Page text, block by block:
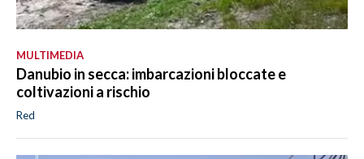
MULTIMEDIA
Danubio in secca: imbarcazioni bloccate e
coltivazioni a rischio
Red